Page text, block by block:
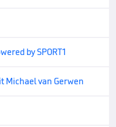
by SPORT1
Michael van Gerwen